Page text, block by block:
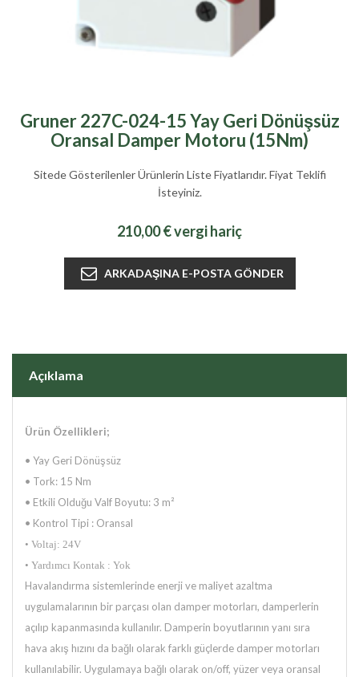
Gruner 227C-024-15 Yay Geri Dönüşsüz
Oransal Damper Motoru (15Nm)
Sitede Gösterilenler Ürünlerin Liste Fiyatlarıdır. Fiyat Teklifi
İsteyiniz.
210,00 € vergi hariç
Açıklama
Ürün Özellikleri;
• Yay Geri Dönüşsüz
• Tork: 15 Nm
• Etkili Olduğu Valf Boyutu: 3 m²
• Kontrol Tipi : Oransal
• Voltaj: 24V
• Yardımcı Kontak : Yok
Havalandırma sistemlerinde enerji ve maliyet azaltma
uygulamalarının bir parçası olan damper motorları, damperlerin
açılıp kapanmasında kullanılır. Damperin boyutlarının yanı sıra
hava akış hızını da bağlı olarak farklı güçlerde damper motorları
kullanılabilir. Uygulamaya bağlı olarak on/off, yüzer veya oransal